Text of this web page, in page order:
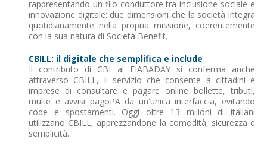
rappresentando un filo conduttore tra inclusione sociale e
innovazione digitale: due dimensioni che la società integra
quotidianamente nella propria missione, coerentemente
con la sua natura di Società Benefit.
CBILL: il digitale che semplifica e include
Il contributo di CBI al FIABADAY si conferma anche
attraverso CBILL, il servizio che consente a cittadini e
imprese di consultare e pagare online bollette, tributi,
multe e avvisi pagoPA da un'unica interfaccia, evitando
code e spostamenti. Oggi oltre 13 milioni di italiani
utilizzano CBILL, apprezzandone la comodità, sicurezza e
semplicità.